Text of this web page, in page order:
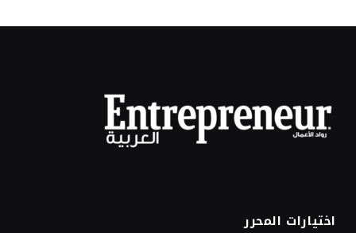
اختيارات المحرر